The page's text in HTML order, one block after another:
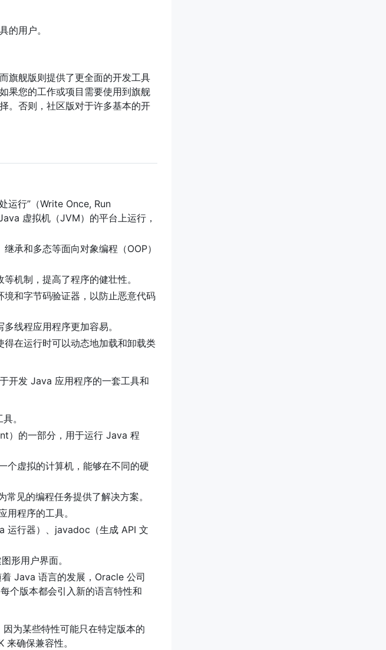
的用户。
旗舰版则提供了更全面的开发工具
果您的工作或项目需要使用到旗舰
。否则，社区版对于许多基本的开
运行”（Write Once, Run
虚拟机（JVM）的平台上运行，
承和多态等面向对象编程（OOP）
机制，提高了程序的健壮性。
和字节码验证器，以防止恶意代码
线程应用程序更加容易。
在运行时可以动态地加载和卸载类
开发 Java 应用程序的一套工具和
。
）的一部分，用于运行 Java 程
虚拟的计算机，能够在不同的硬
见的编程任务提供了解决方案。
程序的工具。
运行器）、javadoc（生成 API 文
形用户界面。
Java 语言的发展，Oracle 公司
个版本都会引入新的语言特性和
为某些特性可能只在特定版本的
确保兼容性。